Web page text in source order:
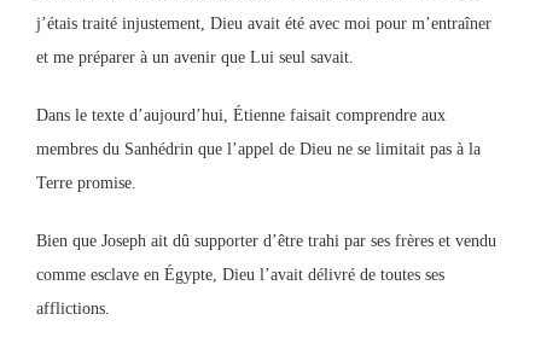
j’étais traité injustement, Dieu avait été avec moi pour m’entraîner
et me préparer à un avenir que Lui seul savait.
Dans le texte d’aujourd’hui, Étienne faisait comprendre aux
membres du Sanhédrin que l’appel de Dieu ne se limitait pas à la
Terre promise.
Bien que Joseph ait dû supporter d’être trahi par ses frères et vendu
comme esclave en Égypte, Dieu l’avait délivré de toutes ses
afflictions.